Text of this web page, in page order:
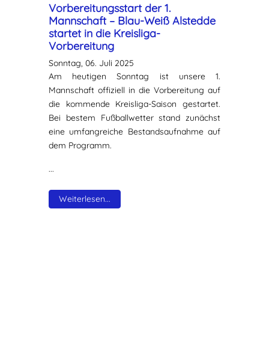
Vorbereitungsstart der 1.
Mannschaft – Blau-Weiß Alstedde
startet in die Kreisliga-
Vorbereitung
Sonntag, 06. Juli 2025
Am heutigen Sonntag ist unsere 1.
Mannschaft offiziell in die Vorbereitung auf
die kommende Kreisliga-Saison gestartet.
Bei bestem Fußballwetter stand zunächst
eine umfangreiche Bestandsaufnahme auf
dem Programm.
...
Weiterlesen...